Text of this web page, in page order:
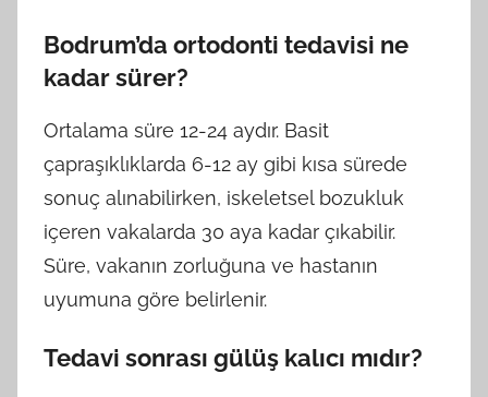
Bodrum’da ortodonti tedavisi ne
kadar sürer?
Ortalama süre 12-24 aydır. Basit
çapraşıklıklarda 6-12 ay gibi kısa sürede
sonuç alınabilirken, iskeletsel bozukluk
içeren vakalarda 30 aya kadar çıkabilir.
Süre, vakanın zorluğuna ve hastanın
uyumuna göre belirlenir.
Tedavi sonrası gülüş kalıcı mıdır?